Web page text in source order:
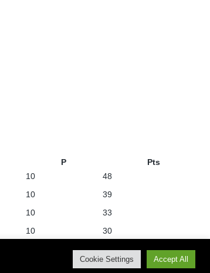
P
Pts
10
48
10
39
10
33
10
30
24
22
Cookie Settings Accept All